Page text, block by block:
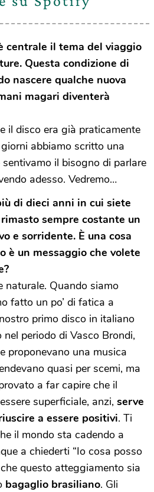
centrale il tema del viaggio
Questa condizione di
nascere qualche nuova
magari diventerà
il disco era già praticamente
abbiamo scritto una
il bisogno di parlare
adesso. Vedremo…
di dieci anni in cui siete
sempre costante un
e sorridente. È una cosa
è un messaggio che volete
naturale. Quando siamo
fatto un po’ di fatica a
primo disco in italiano
periodo di Vasco Brondi,
proponevano una musica
quasi per scemi, ma
a far capire che il
superficiale, anzi, serve
a essere positivi. Ti
il mondo sta cadendo a
a chiederti “Io cosa posso
questo atteggiamento sia
bagaglio brasiliano. Gli